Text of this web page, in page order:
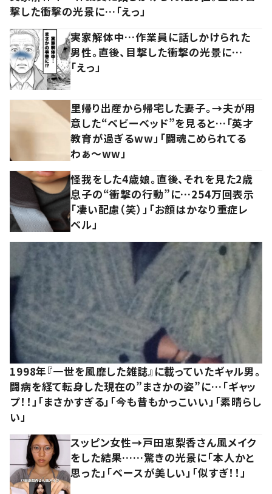
撃した衝撃の光景に…「えっ」
実家解体中…作業員に話しかけられた
男性。直後、目撃した衝撃の光景に…
「えっ」
里帰り出産から帰宅した妻子。→夫が用
意した“ベビーベッド”を見ると…「英才
教育が過ぎるww」「闘魂こめられてる
わぁ～ww」
怪我をした4歳娘。直後、それを見た2歳
息子の“衝撃の行動”に…254万回表示
「凄い配慮（笑）」「お顔はかなり重症レ
ベル」
1998年『一世を風靡した雑誌』に載っていたギャル男。
闘病を経て転身した現在の”まさかの姿”に…「ギャッ
プ！！」「まさかすぎる」「今も昔もかっこいい」「素晴らし
い」
スッピン女性→戸田恵梨香さん風メイク
をした結果……驚きの光景に「本人かと
思った」「ベースが美しい」「似すぎ！！」